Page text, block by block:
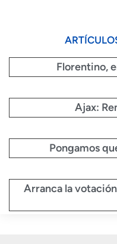
Florentino,
Ajax:
Pongamos
Arranca la